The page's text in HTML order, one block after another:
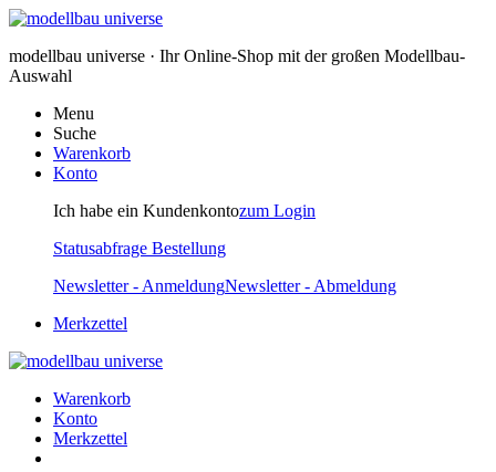
modellbau universe · Ihr Online-Shop mit der großen Modellbau-
Auswahl
Menu
Suche
Warenkorb
Konto
Ich habe ein Kundenkontozum Login
Statusabfrage Bestellung
Newsletter - AnmeldungNewsletter - Abmeldung
Merkzettel
Warenkorb
Konto
Merkzettel